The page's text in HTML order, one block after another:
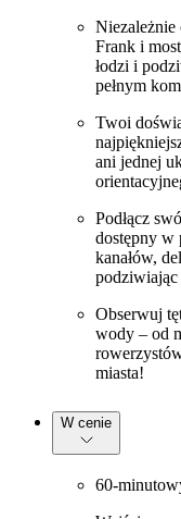
Niezależnie
Frank i
łodzi i
pełnym
Twoi
ani jednej
Podłącz
dostępny w
kanałów,
Obserwuj
wody – od
miasta!
W cenie
60-